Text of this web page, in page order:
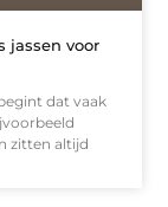
jassen voor
dat vaak
zitten altijd